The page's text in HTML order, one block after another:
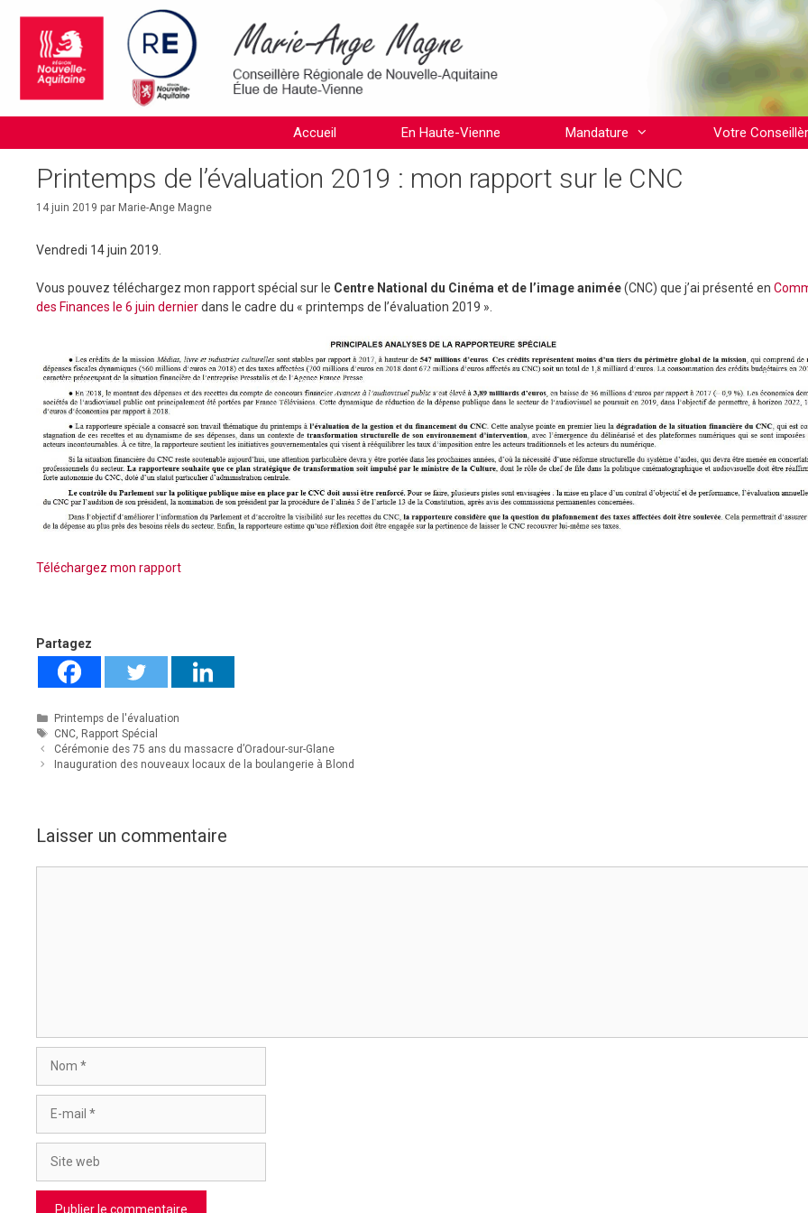
contenu
Accueil En Haute-Vienne Mandature Votre
Printemps de l’évaluation 2019 : mon rapport sur le CNC
14 juin 2019 par Marie-Ange Magne
Vendredi 14 juin 2019.
Vous pouvez téléchargez mon rapport spécial sur le Centre National du Cinéma et de l’image animée(CNC) que j’ai présenté en
des Finances le 6 juin dernierdans le cadre du « printemps de l’évaluation 2019 ».
Téléchargez mon rapport
Partagez
Catégories
Printemps de l'évaluation
Étiquettes
CNC, Rapport Spécial
Cérémonie des 75 ans du massacre d’Oradour-sur-Glane
Inauguration des nouveaux locaux de la boulangerie à Blond
Laisser un commentaire
mail
web